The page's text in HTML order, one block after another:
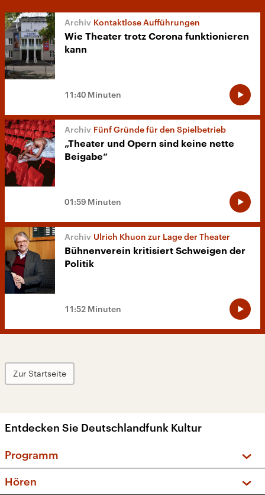
Kontaktlose Aufführungen
Wie Theater trotz Corona funktionieren
kann
11:40 Minuten
Fünf Gründe für den Spielbetrieb
„Theater und Opern sind keine nette
Beigabe“
01:59 Minuten
Ulrich Khuon zur Lage der Theater
Bühnenverein kritisiert Schweigen der
Politik
11:52 Minuten
Zur Startseite
Entdecken Sie Deutschlandfunk Kultur
Programm
Hören